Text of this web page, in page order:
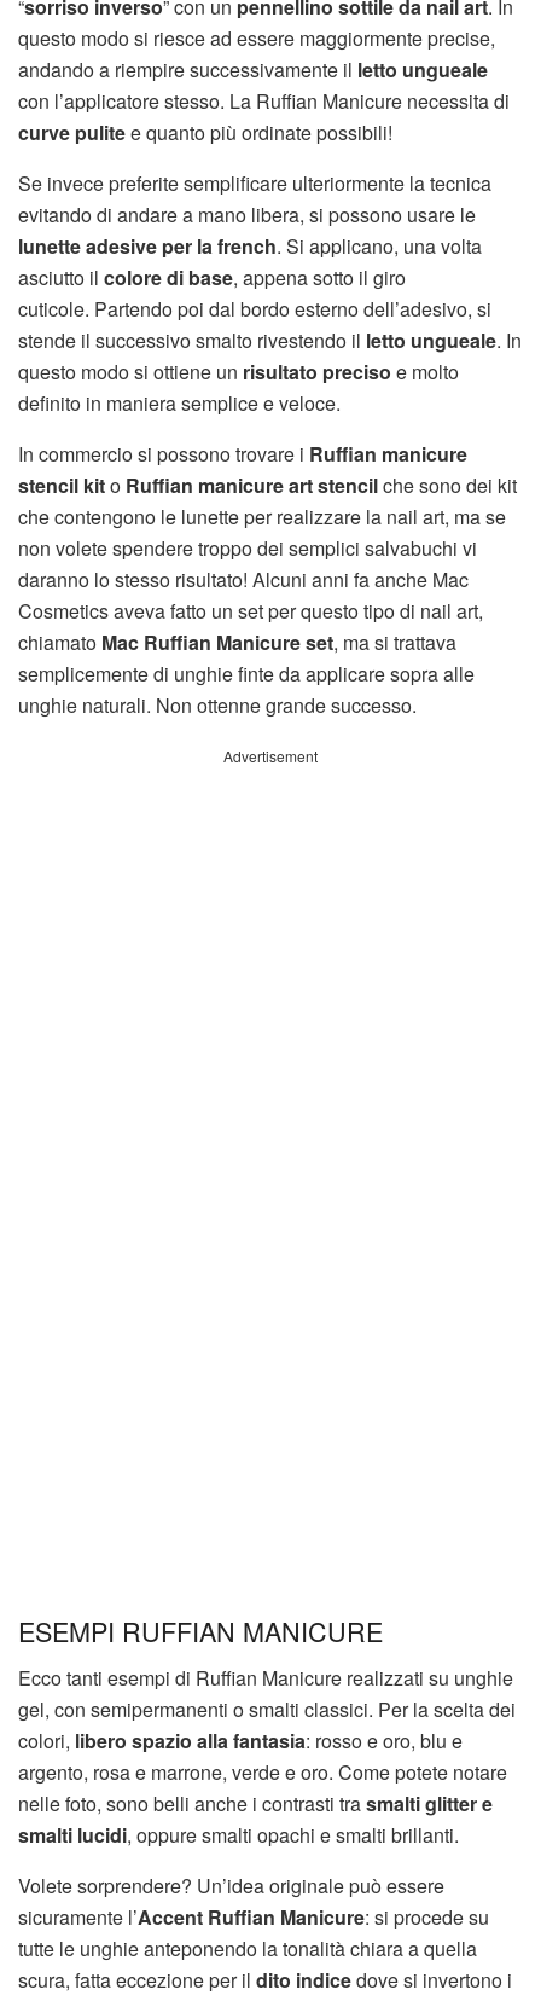
“sorriso inverso” con un pennellino sottile da nail art. In
questo modo si riesce ad essere maggiormente precise,
andando a riempire successivamente il letto ungueale
con l’applicatore stesso. La Ruffian Manicure necessita di
curve pulitee quanto più ordinate possibili!
Se invece preferite semplificare ulteriormente la tecnica
evitando di andare a mano libera, si possono usare le
lunette adesive per la french. Si applicano, una volta
asciutto il colore di base, appena sotto il giro
cuticole. Partendo poi dal bordo esterno dell’adesivo, si
stende il successivo smalto rivestendo il letto ungueale. In
questo modo si ottiene un risultato preciso e molto
definito in maniera semplice e veloce.
In commercio si possono trovare i Ruffian manicure
stencil kito Ruffian manicure art stencilche sono dei kit
che contengono le lunette per realizzare la nail art, ma se
non volete spendere troppo dei semplici salvabuchi vi
daranno lo stesso risultato! Alcuni anni fa anche Mac
Cosmetics aveva fatto un set per questo tipo di nail art,
chiamato Mac Ruffian Manicure set, ma si trattava
semplicemente di unghie finte da applicare sopra alle
unghie naturali. Non ottenne grande successo.
Advertisement
ESEMPI RUFFIAN MANICURE
Ecco tanti esempi di Ruffian Manicure realizzati su unghie
gel, con semipermanenti o smalti classici. Per la scelta dei
colori, libero spazio alla fantasia: rosso e oro, blu e
argento, rosa e marrone, verde e oro. Come potete notare
nelle foto, sono belli anche i contrasti trasmalti glitter e
smalti lucidi, oppure smalti opachi e smalti brillanti.
Volete sorprendere? Un’idea originale può essere
sicuramente l’Accent Ruffian Manicure: si procede su
tutte le unghie anteponendo la tonalità chiara a quella
scura, fatta eccezione per il dito indicedove si invertono i